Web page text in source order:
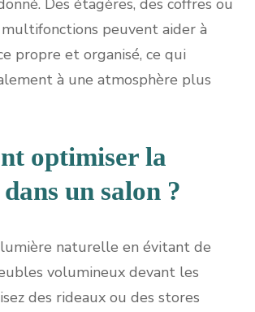
Des étagères, des coffres ou
peuvent aider à
propre et organisé, ce qui
à une atmosphère plus
optimiser la
un salon ?
naturelle en évitant de
volumineux devant les
des rideaux ou des stores